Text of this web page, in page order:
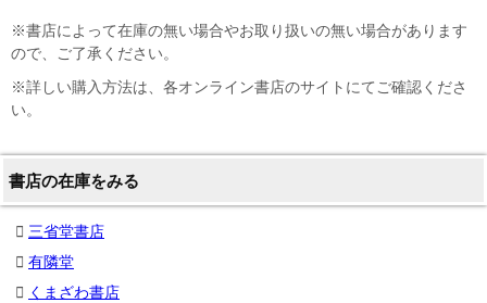
※書店によって在庫の無い場合やお取り扱いの無い場合があります
ので、ご了承ください。
※詳しい購入方法は、各オンライン書店のサイトにてご確認くださ
い。
書店の在庫をみる
三省堂書店
有隣堂
くまざわ書店